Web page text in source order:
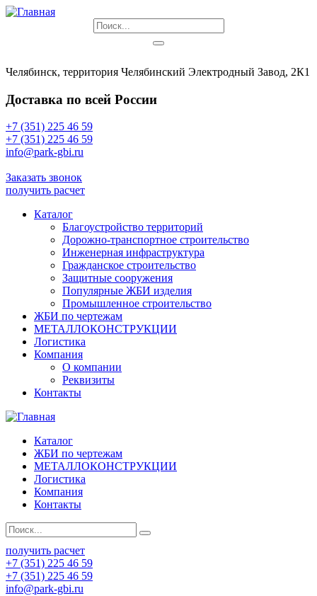
Челябинск, территория Челябинский Электродный Завод, 2К1
Доставка по всей России
+7 (351) 225 46 59
+7 (351) 225 46 59
info@park-gbi.ru
Заказать звонок
получить расчет
Каталог
Благоустройство территорий
Дорожно-транспортное строительство
Инженерная инфраструктура
Гражданское строительство
Защитные сооружения
Популярные ЖБИ изделия
Промышленное строительство
ЖБИ по чертежам
МЕТАЛЛОКОНСТРУКЦИИ
Логистика
Компания
О компании
Реквизиты
Контакты
Каталог
ЖБИ по чертежам
МЕТАЛЛОКОНСТРУКЦИИ
Логистика
Компания
Контакты
получить расчет
+7 (351) 225 46 59
+7 (351) 225 46 59
info@park-gbi.ru